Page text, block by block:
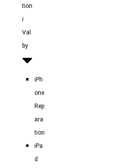
tion
i
Val
by
iPh
one
Rep
ara
tion
iPa
d